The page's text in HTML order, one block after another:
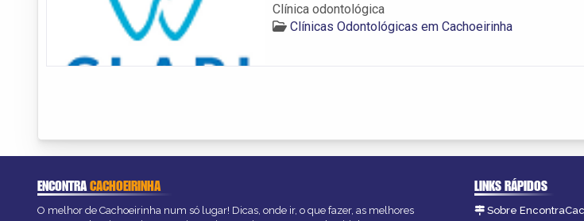
Clínica odontológica
Clínicas Odontológicas em Cachoeirinha
ENCONTRACACHOEIRINHA
O melhor de Cachoeirinha num só lugar! Dicas, onde ir, o que fazer, as melhores
LINKS RÁPIDOS
Sobre